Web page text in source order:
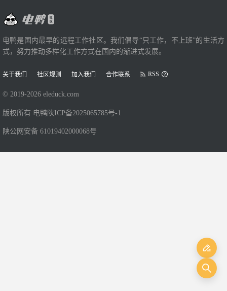
电鸭是国内最早的远程工作社区。我们倡导“只工作，不上班”的生活方
式，努力推动多样化工作方式在国内的渐进式发展。
关于我们 社区规则 加入我们 合作联系 RSS
© 2019-2026 eleduck.com
版权所有 电鸭 陕ICP备2025065785号-1
陕公网安备 61019402000068号